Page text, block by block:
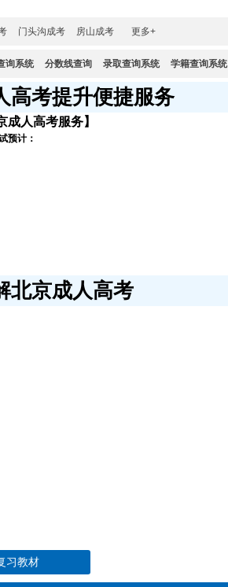
门头沟成考 房山成考 更多+
询系统 分数线查询 录取查询系统 学籍查询系统
高考提升便捷服务
成人高考服务】
预计：
北京成人高考
习教材